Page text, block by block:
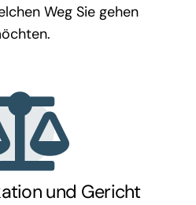
Weg Sie gehen
und Gericht